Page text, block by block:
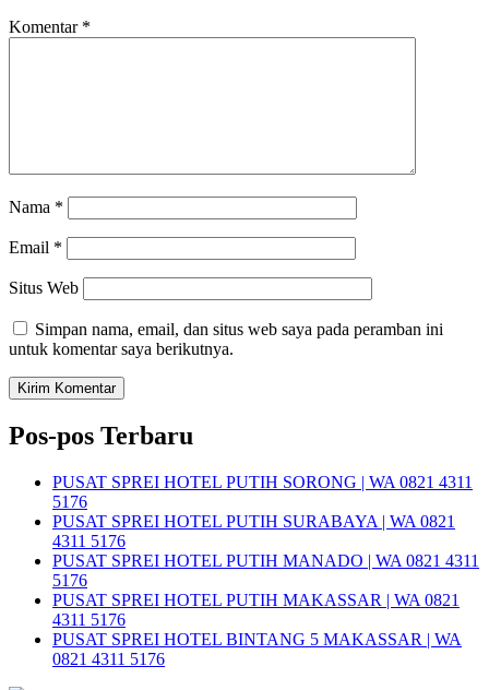
Komentar *
Nama *
Email *
Situs Web
Simpan nama, email, dan situs web saya pada peramban ini
untuk komentar saya berikutnya.
Pos-pos Terbaru
PUSAT SPREI HOTEL PUTIH SORONG | WA 0821 4311
5176
PUSAT SPREI HOTEL PUTIH SURABAYA | WA 0821
4311 5176
PUSAT SPREI HOTEL PUTIH MANADO | WA 0821 4311
5176
PUSAT SPREI HOTEL PUTIH MAKASSAR | WA 0821
4311 5176
PUSAT SPREI HOTEL BINTANG 5 MAKASSAR | WA
0821 4311 5176